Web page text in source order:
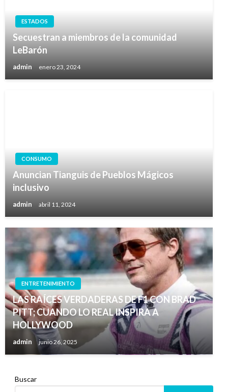
ESTADOS
Secuestran a miembros de la comunidad
LeBarón
admin enero 23, 2024
CONSUMO
Anuncian Tianguis de Pueblos Mágicos
inclusivo
admin abril 11, 2024
ENTRETENIMIENTO
LAS RAÍCES VERDADERAS DE F1 CON BRAD
PITT; CUANDO LO REAL INSPIRA A
HOLLYWOOD
admin junio 26, 2025
Buscar